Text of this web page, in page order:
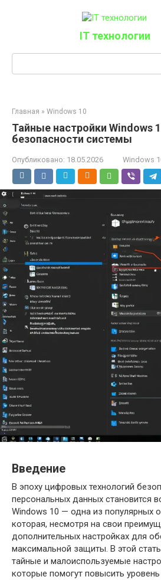
IT технологии
Главная » Windows 10
Тайные настройки Windows
безопасности системы
Опубликовано: 18.05.2026 Windows
Введение
В эпоху цифровых технологий
персональных данных становится
Windows 10 — одна из популярных
которая, несмотря на свои
дополнительных настройках для
максимальной защиты. В этой
тайные и малоиспользуемые
которые помогут повысить